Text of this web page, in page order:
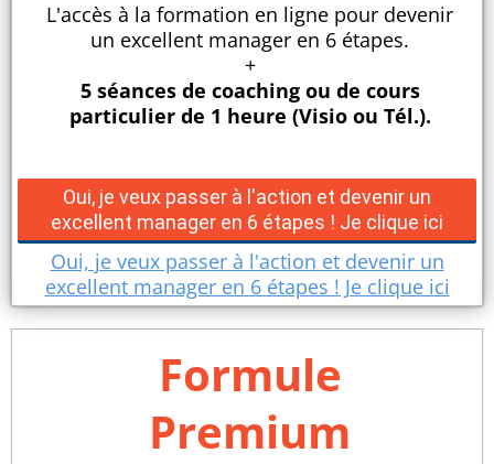
L'accès à la formation en ligne pour devenir
un excellent manager en 6 étapes.
+
5 séances de coaching ou de cours
particulier de 1 heure (Visio ou Tél.).
Oui, je veux passer à l'action et devenir un
excellent manager en 6 étapes ! Je clique ici
Oui, je veux passer à l'action et devenir un
excellent manager en 6 étapes ! Je clique ici
Formule
Premium